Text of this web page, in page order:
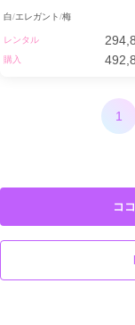
白 エレガント 梅
レンタル
購入
1
コ